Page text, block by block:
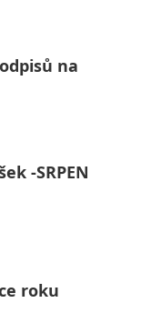
na
-SRPEN
roku